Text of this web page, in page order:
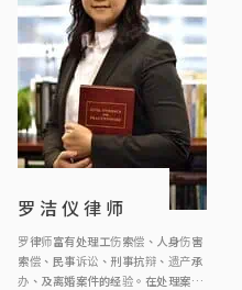
罗洁仪律师
罗律师富有处理工伤索偿、人身伤害
索偿、民事诉讼、刑事抗辩、遗产承
办、及离婚案件的经验。在处理案件